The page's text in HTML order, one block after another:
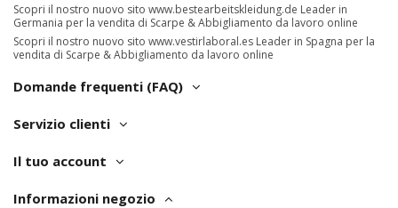
Scopri il nostro nuovo sito www.bestearbeitskleidung.de Leader in
Germania per la vendita di Scarpe & Abbigliamento da lavoro online
Scopri il nostro nuovo sito www.vestirlaboral.es Leader in Spagna per la
vendita di Scarpe & Abbigliamento da lavoro online
Domande frequenti (FAQ)
Servizio clienti
Il tuo account
Informazioni negozio